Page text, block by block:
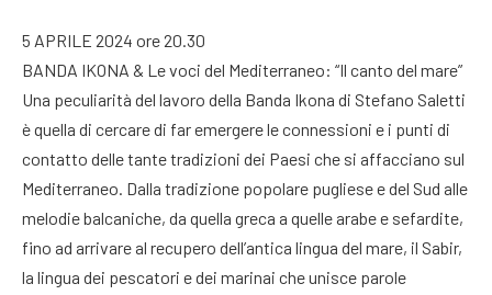
5 APRILE 2024 ore 20.30
BANDA IKONA & Le voci del Mediterraneo: “Il canto del mare”
Una peculiarità del lavoro della Banda Ikona di Stefano Saletti
è quella di cercare di far emergere le connessioni e i punti di
contatto delle tante tradizioni dei Paesi che si affacciano sul
Mediterraneo. Dalla tradizione popolare pugliese e del Sud alle
melodie balcaniche, da quella greca a quelle arabe e sefardite,
fino ad arrivare al recupero dell’antica lingua del mare, il Sabir,
la lingua dei pescatori e dei marinai che unisce parole